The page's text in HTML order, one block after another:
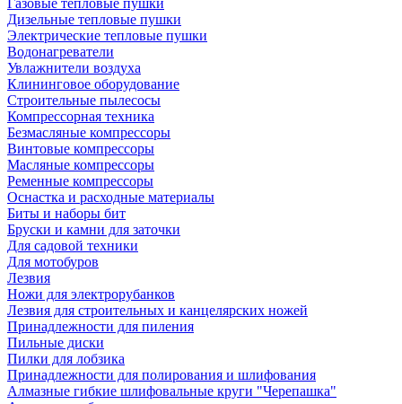
Газовые тепловые пушки
Дизельные тепловые пушки
Электрические тепловые пушки
Водонагреватели
Увлажнители воздуха
Клининговое оборудование
Строительные пылесосы
Компрессорная техника
Безмасляные компрессоры
Винтовые компрессоры
Масляные компрессоры
Ременные компрессоры
Оснастка и расходные материалы
Биты и наборы бит
Бруски и камни для заточки
Для садовой техники
Для мотобуров
Лезвия
Ножи для электрорубанков
Лезвия для строительных и канцелярских ножей
Принадлежности для пиления
Пильные диски
Пилки для лобзика
Принадлежности для полирования и шлифования
Алмазные гибкие шлифовальные круги "Черепашка"